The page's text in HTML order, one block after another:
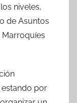
niveles,
de Asuntos
Marroquíes
por